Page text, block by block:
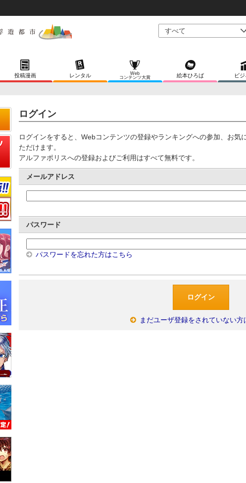
投稿漫画 レンタル
Web
コンテンツ大賞
絵本ひろば ビ
ログイン
ログインをすると、Webコンテンツの登録やランキングへの参加、お気
ただけます。
アルファポリスへの登録およびご利用はすべて無料です。
メールアドレス
パスワード
パスワードを忘れた方はこちら
まだユーザ登録をされていない方